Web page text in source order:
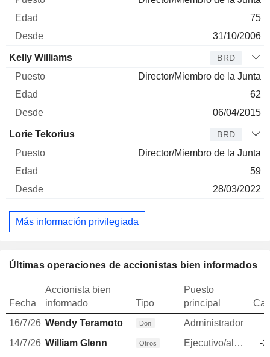
75
31/10/2006
Kelly Williams BRD
Director/Miembro de la Junta
62
06/04/2015
Lorie Tekorius BRD
Director/Miembro de la Junta
59
28/03/2022
Más información privilegiada
Últimas operaciones de accionistas bien informados
Fecha
Accionista bien
informado
Tipo
Puesto
principal
16/7/26 Wendy Teramoto Don
Administrador
14/7/26 William Glenn Otros Ejecutivo/alto directivo
-